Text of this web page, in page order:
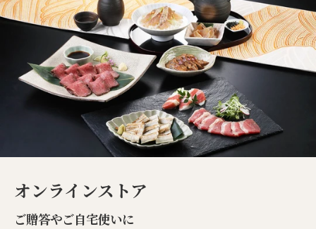
オンラインストア
ご贈答やご自宅使いに